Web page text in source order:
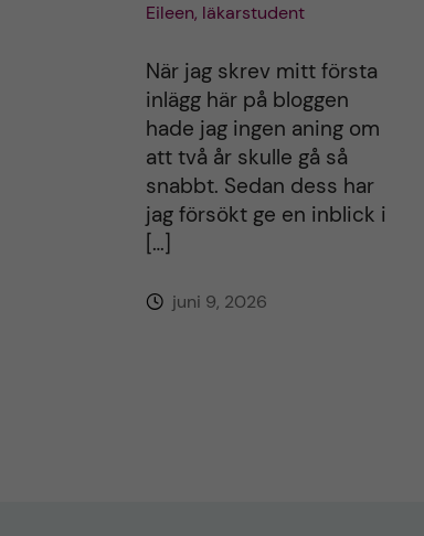
Eileen, läkarstudent
När jag skrev mitt första
inlägg här på bloggen
hade jag ingen aning om
att två år skulle gå så
snabbt. Sedan dess har
jag försökt ge en inblick i
[…]
juni 9, 2026